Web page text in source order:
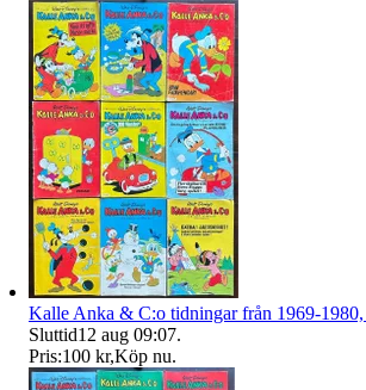
Kalle Anka & C:o tidningar från 1969-1980,
Sluttid12 aug 09:07.
Pris:100 kr,Köp nu.